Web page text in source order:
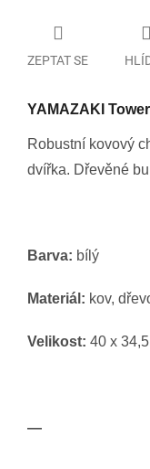
ZEPTAT SE
YAMAZAKI
Robustní kovový
dvířka. Dřevěné
Barva: bílý
Materiál: kov,
Velikost: 40 x
—